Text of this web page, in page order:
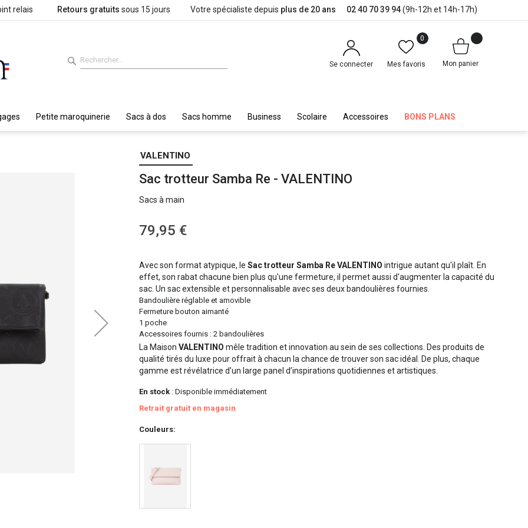
relais Retours gratuits sous 15 jours Votre spécialiste depuis plus de 20 ans 02 40 70 39 94(9h-12h et 14h-17h)
Se connecter
0
Mes favoris Mon panier
Petite maroquinerie Sacs à dos Sacs homme Business Scolaire Accessoires BONS PLANS
VALENTINO
Sac trotteur Samba Re - VALENTINO
Sacs à main
79,95 €
Avec son format atypique, leSac trotteur Samba Re VALENTINO intrigue autant qu'il plaît. En
effet, son rabat chacune bien plus qu'une fermeture, il permet aussi d'augmenter la capacité du
sac. Un sac extensible et personnalisable avec ses deux bandoulières fournies.
Bandoulière réglable et amovible
Fermeture bouton aimanté
1 poche
Accessoires fournis : 2 bandoulières
La MaisonVALENTINO mêle tradition et innovation au sein de ses collections. Des produits de
qualité tirés du luxe pour offrait à chacun la chance de trouver son sac idéal. De plus, chaque
gamme est révélatrice d’un large panel d’inspirations quotidiennes et artistiques.
En stock : Disponible immédiatement
Retrait gratuit en magasin
Couleurs